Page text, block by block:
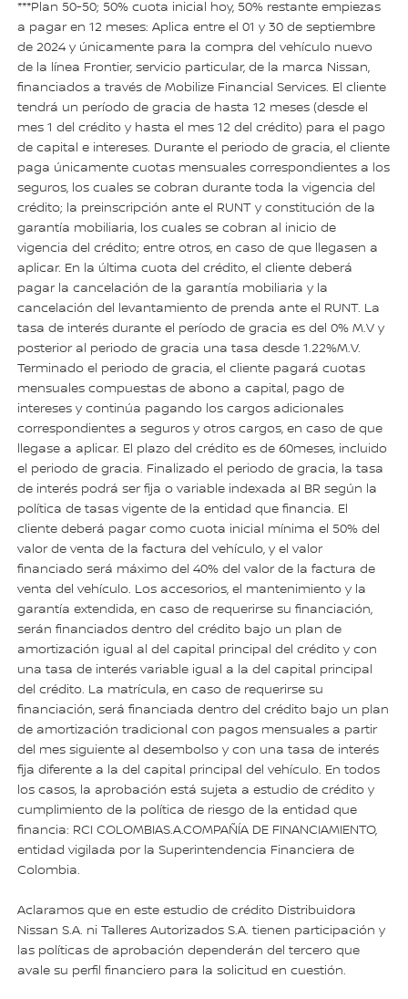
***Plan 50-50; 50% cuota inicial hoy, 50% restante empiezas
a pagar en 12 meses: Aplica entre el 01 y 30 de septiembre
de 2024 y únicamente para la compra del vehículo nuevo
de la línea Frontier, servicio particular, de la marca Nissan,
financiados a través de Mobilize Financial Services. El cliente
tendrá un período de gracia de hasta 12 meses (desde el
mes 1 del crédito y hasta el mes 12 del crédito) para el pago
de capital e intereses. Durante el periodo de gracia, el cliente
paga únicamente cuotas mensuales correspondientes a los
seguros, los cuales se cobran durante toda la vigencia del
crédito; la preinscripción ante el RUNT y constitución de la
garantía mobiliaria, los cuales se cobran al inicio de
vigencia del crédito; entre otros, en caso de que llegasen a
aplicar. En la última cuota del crédito, el cliente deberá
pagar la cancelación de la garantía mobiliaria y la
cancelación del levantamiento de prenda ante el RUNT. La
tasa de interés durante el período de gracia es del 0% M.V y
posterior al periodo de gracia una tasa desde 1.22%M.V.
Terminado el periodo de gracia, el cliente pagará cuotas
mensuales compuestas de abono a capital, pago de
intereses y continúa pagando los cargos adicionales
correspondientes a seguros y otros cargos, en caso de que
llegase a aplicar. El plazo del crédito es de 60meses, incluido
el periodo de gracia. Finalizado el periodo de gracia, la tasa
de interés podrá ser fija o variable indexada aI BR según la
política de tasas vigente de la entidad que financia. El
cliente deberá pagar como cuota inicial mínima el 50% del
valor de venta de la factura del vehículo, y el valor
financiado será máximo del 40% del valor de la factura de
venta del vehículo. Los accesorios, el mantenimiento y la
garantía extendida, en caso de requerirse su financiación,
serán financiados dentro del crédito bajo un plan de
amortización igual al del capital principal del crédito y con
una tasa de interés variable igual a la del capital principal
del crédito. La matrícula, en caso de requerirse su
financiación, será financiada dentro del crédito bajo un plan
de amortización tradicional con pagos mensuales a partir
del mes siguiente al desembolso y con una tasa de interés
fija diferente a la del capital principal del vehículo. En todos
los casos, la aprobación está sujeta a estudio de crédito y
cumplimiento de la política de riesgo de la entidad que
financia: RCI COLOMBIAS.A.COMPAÑÍA DE FINANCIAMIENTO,
entidad vigilada por la Superintendencia Financiera de
Colombia.
Aclaramos que en este estudio de crédito Distribuidora
Nissan S.A. ni Talleres Autorizados S.A. tienen participación y
las políticas de aprobación dependerán del tercero que
avale su perfil financiero para la solicitud en cuestión.